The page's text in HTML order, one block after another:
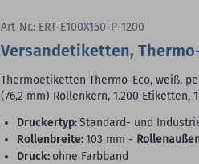
Art-Nr.: ERT-E100X150-P-1200
Versandetiketten,
Thermoetiketten Thermo-Eco, weiß,
(76,2 mm) Rollenkern, 1.200 Etiketten,
Druckertyp:Standard- und
Rollenbreite:103 mm -
Druck: ohne Farbband